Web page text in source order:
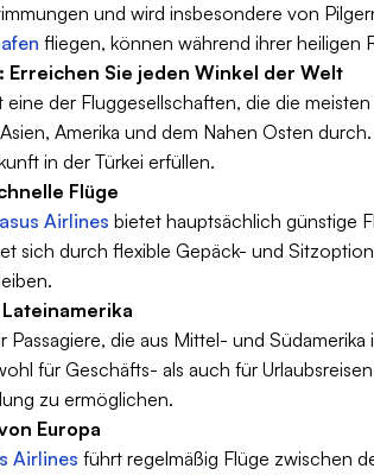
und wird insbesondere von
fliegen, können während ihrer heiligen
Erreichen Sie jeden Winkel der Welt
eine der Fluggesellschaften, die die
Amerika und dem Nahen Osten
in der Türkei erfüllen.
Flüge
Airlines bietet hauptsächlich günstige
sich durch flexible Gepäck- und
die aus Mittel- und
für Geschäfts- als auch für
zu ermöglichen.
Europa
Airlines führt regelmäßig Flüge zwischen